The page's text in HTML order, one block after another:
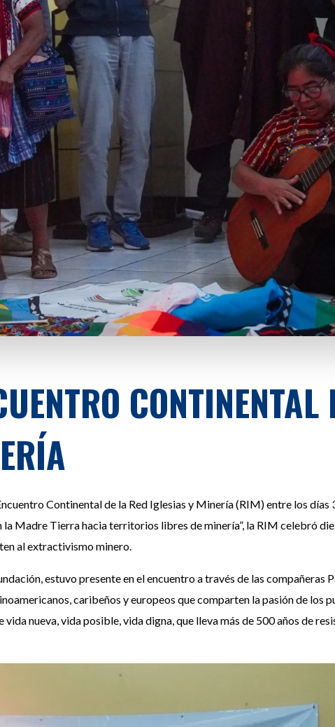
CONTINENTAL
Continental de la Red Iglesias y Minería (RIM) entre los días
Madre Tierra hacia territorios libres de minería”, la RIM celebró
al extractivismo minero.
estuvo presente en el encuentro a través de las compañeras
caribeños y europeos que comparten la pasión de los
nueva, vida posible, vida digna, que lleva más de 500 años de